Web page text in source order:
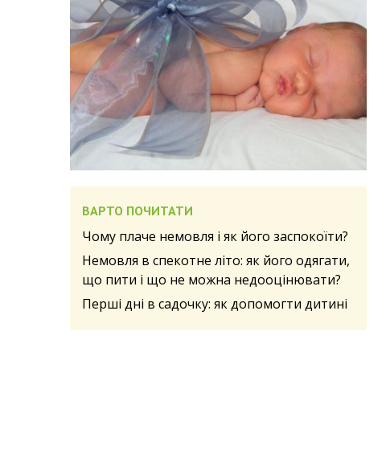
ВАРТО ПОЧИТАТИ
Чому плаче немовля і як його заспокоїти?
Немовля в спекотне літо: як його одягати,
що пити і що не можна недооцінювати?
Перші дні в садочку: як допомогти дитині